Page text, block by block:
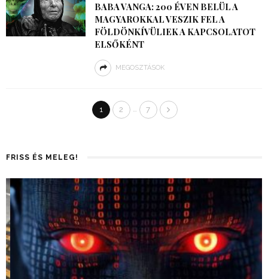
BABA VANGA: 200 ÉVEN BELÜL A
MAGYAROKKAL VESZIK FEL A
FÖLDÖNKÍVÜLIEK A KAPCSOLATOT
ELSŐKÉNT
MEGOSZTÁSOK
1 2 … 7
FRISS ÉS MELEG!